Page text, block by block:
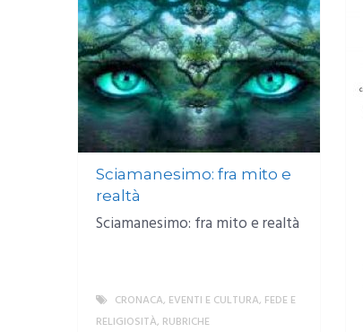
Sciamanesimo: fra mito e
realtà
Sciamanesimo: fra mito e realtà
CRONACA, EVENTI E CULTURA, FEDE E
RELIGIOSITÀ, RUBRICHE